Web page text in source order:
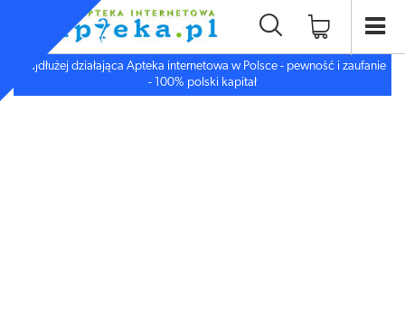
Najdłużej działająca Apteka internetowa w Polsce - pewność i zaufanie
- 100% polski kapitał